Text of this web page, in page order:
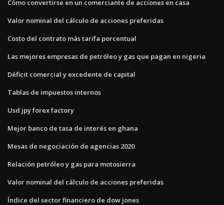
Cómo convertirse en un comerciante de acciones en casa
Valor nominal del cálculo de acciones preferidas
Costo del contrato más tarifa porcentual
Las mejores empresas de petróleo y gas que pagan en nigeria
Déficit comercial y excedente de capital
Tablas de impuestos internos
Usd jpy forex factory
Mejor banco de tasa de interés en ghana
Mesas de negociación de agencias 2020
Relación petróleo y gas para motosierra
Valor nominal del cálculo de acciones preferidas
Índice del sector financiero de dow jones